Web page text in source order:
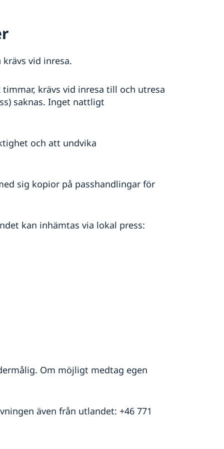
vid inresa.
krävs vid inresa till och utresa
saknas. Inget nattligt
och att undvika
sig kopior på passhandlingar för
kan inhämtas via lokal press:
Om möjligt medtag egen
även från utlandet: +46 771